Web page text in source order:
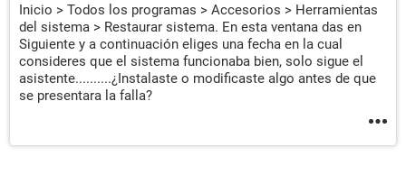
Inicio > Todos los programas > Accesorios > Herramientas
del sistema > Restaurar sistema. En esta ventana das en
Siguiente y a continuación eliges una fecha en la cual
consideres que el sistema funcionaba bien, solo sigue el
asistente..........¿Instalaste o modificaste algo antes de que
se presentara la falla?